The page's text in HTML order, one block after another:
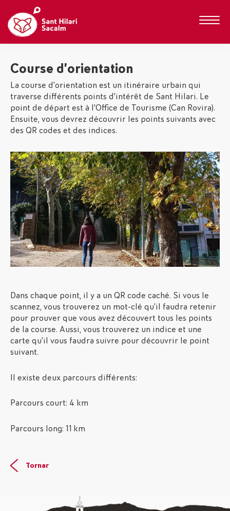
Course d’orientation
La course d'orientation est un itinéraire urbain qui
traverse différents points d'intérêt de Sant Hilari. Le
point de départ est à l'Office de Tourisme (Can Rovira).
Ensuite, vous devrez découvrir les points suivants avec
des QR codes et des indices.
Dans chaque point, il y a un QR code caché. Si vous le
scannez, vous trouverez un mot-clé qu’il faudra retenir
pour prouver que vous avez découvert tous les points
de la course. Aussi, vous trouverez un indice et une
carte qu’il vous faudra suivre pour découvrir le point
suivant.
Il existe deux parcours différents:
Parcours court: 4 km
Parcours long: 11 km
Tornar